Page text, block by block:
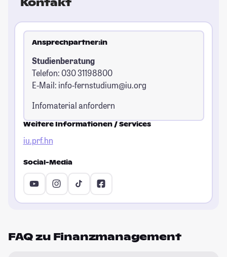
Kontakt
Ansprechpartner:in
Studienberatung
Telefon: 030 31198800
E-Mail: info-fernstudium@iu.org
Infomaterial anfordern
Weitere Informationen / Services
iu.prf.hn
Social-Media
FAQ zu Finanzmanagement